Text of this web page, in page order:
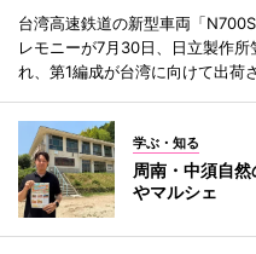
台湾高速鉄道の新型車両「
レモニーが7月30日、日立製作
れ、第1編成が台湾に向けて出荷
学ぶ・知る
周南・中須自
やマルシェ